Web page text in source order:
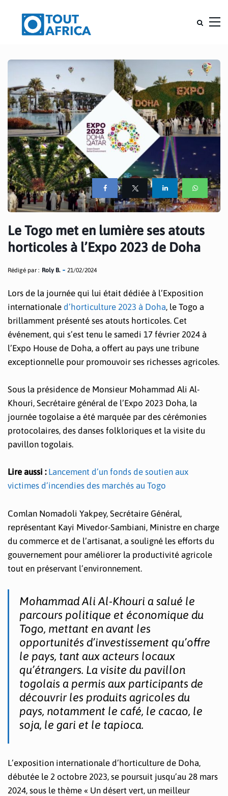
Le Togo met en lumière ses atouts
horticoles à l’Expo 2023 de Doha
Rédigé par : Roly B. 21/02/2024
Lors de la journée qui lui était dédiée à l’Exposition
internationale d’horticulture 2023 à Doha, le Togo a
brillamment présenté ses atouts horticoles. Cet
événement, qui s’est tenu le samedi 17 février 2024 à
l’Expo House de Doha, a offert au pays une tribune
exceptionnelle pour promouvoir ses richesses agricoles.
Sous la présidence de Monsieur Mohammad Ali Al-
Khouri, Secrétaire général de l’Expo 2023 Doha, la
journée togolaise a été marquée par des cérémonies
protocolaires, des danses folkloriques et la visite du
pavillon togolais.
Lire aussi : Lancement d’un fonds de soutien aux
victimes d’incendies des marchés au Togo
Comlan Nomadoli Yakpey, Secrétaire Général,
représentant Kayi Mivedor-Sambiani, Ministre en charge
du commerce et de l’artisanat, a souligné les efforts du
gouvernement pour améliorer la productivité agricole
tout en préservant l’environnement.
Mohammad Ali Al-Khouri a salué le
parcours politique et économique du
Togo, mettant en avant les
opportunités d’investissement qu’offre
le pays, tant aux acteurs locaux
qu’étrangers. La visite du pavillon
togolais a permis aux participants de
découvrir les produits agricoles du
pays, notamment le café, le cacao, le
soja, le gari et le tapioca.
L’exposition internationale d’horticulture de Doha,
débutée le 2 octobre 2023, se poursuit jusqu’au 28 mars
2024, sous le thème « Un désert vert, un meilleur